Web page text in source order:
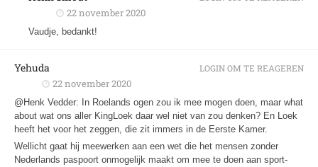
22 november 2020
Vaudje, bedankt!
Yehuda
22 november 2020
@Henk Vedder: In Roelands ogen zou ik mee mogen doen, maar what
about wat ons aller KingLoek daar wel niet van zou denken? En Loek
heeft het voor het zeggen, die zit immers in de Eerste Kamer.
Wellicht gaat hij meewerken aan een wet die het mensen zonder
Nederlands paspoort onmogelijk maakt om mee te doen aan sport-
LOGIN OM TE REAGEREN